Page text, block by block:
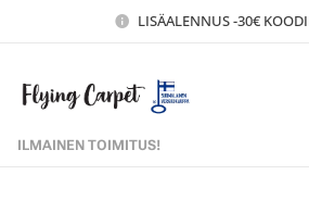
LISÄALENNUS -30€
ILMAINEN TOIMITUS!